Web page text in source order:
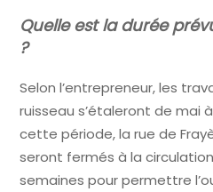
Quelle est la durée
?
Selon l’entrepreneur, les
ruisseau s’étaleront de mai
cette période, la rue de
seront fermés à la
semaines pour permettre